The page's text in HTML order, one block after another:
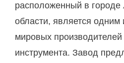
расположенный в городе
области, является одним
мировых производителей
инструмента. Завод